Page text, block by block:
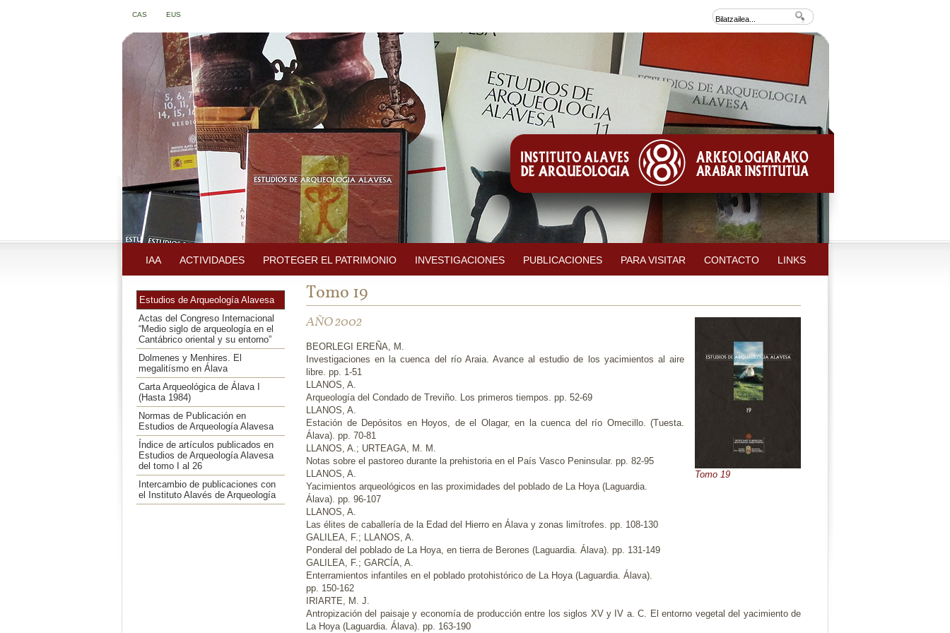
IAA ACTIVIDADES PROTEGER EL PATRIMONIO INVESTIGACIONES PUBLICACIONES PARA VISITAR CONTACTO LINKS
CAS EUS
Estudios de Arqueología Alavesa
Actas del Congreso Internacional
“Medio siglo de arqueología en el
Cantábrico oriental y su entorno”
Dolmenes y Menhires. El
megalitísmo en Álava
Carta Arqueológica de Álava I
(Hasta 1984)
Normas de Publicación en
Estudios de Arqueología Alavesa
Índice de artículos publicados en
Estudios de Arqueología Alavesa
del tomo I al 26
Intercambio de publicaciones con
el Instituto Alavés de Arqueología
Tomo 19
Tomo 19
AÑO 2002
BEORLEGI EREÑA, M.
Investigaciones en la cuenca del río Araia. Avance al estudio de los yacimientos al aire
libre. pp. 1-51
LLANOS, A.
Arqueología del Condado de Treviño. Los primeros tiempos. pp. 52-69
LLANOS, A.
Estación de Depósitos en Hoyos, de el Olagar, en la cuenca del río Omecillo. (Tuesta.
Álava). pp. 70-81
LLANOS, A.; URTEAGA, M. M.
Notas sobre el pastoreo durante la prehistoria en el País Vasco Peninsular. pp. 82-95
LLANOS, A.
Yacimientos arqueológicos en las proximidades del poblado de La Hoya (Laguardia.
Álava). pp. 96-107
LLANOS, A.
Las élites de caballería de la Edad del Hierro en Álava y zonas limítrofes. pp. 108-130
GALILEA, F.; LLANOS, A.
Ponderal del poblado de La Hoya, en tierra de Berones (Laguardia. Álava). pp. 131-149
GALILEA, F.; GARCÍA, A.
Enterramientos infantiles en el poblado protohistórico de La Hoya (Laguardia. Álava).
pp. 150-162
IRIARTE, M. J.
Antropización del paisaje y economía de producción entre los siglos XV y IV a. C. El entorno vegetal del yacimiento de
La Hoya (Laguardia. Álava). pp. 163-190